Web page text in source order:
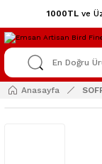
1000TLve
Anasayfa